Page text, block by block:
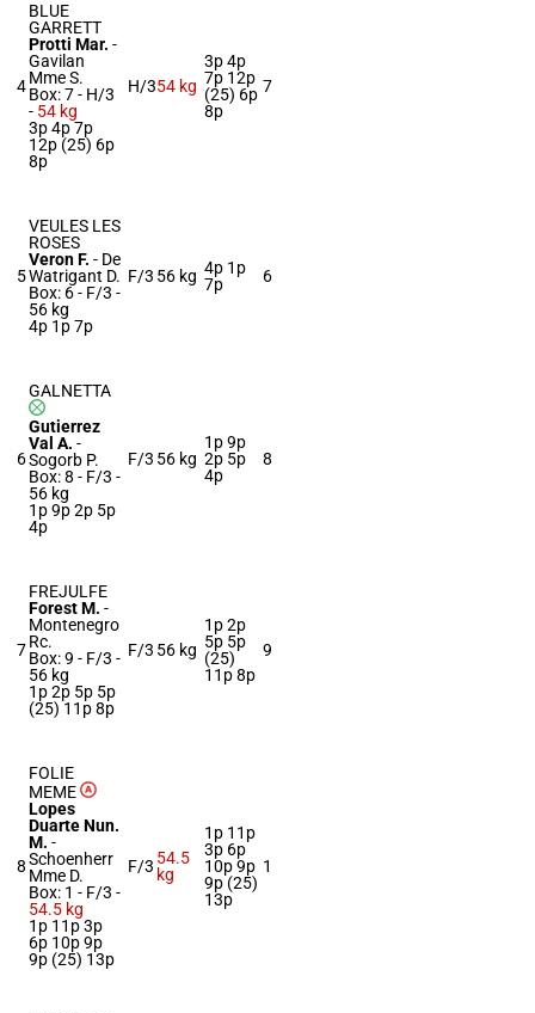
4
BLUE
GARRETT
Protti Mar. -
Gavilan
Mme S.
Box: 7 - H/3
- 54 kg
3p 4p 7p
12p (25) 6p
8p
H/354 kg
3p 4p
7p 12p
(25) 6p
8p
7
5
VEULES LES
ROSES
Veron F. - De
Watrigant D.
Box: 6 - F/3 -
56 kg
4p 1p 7p
F/3 56 kg 4p 1p
7p
6
6
GALNETTA
Gutierrez
Val A. -
Sogorb P.
Box: 8 - F/3 -
56 kg
1p 9p 2p 5p
4p
F/3 56 kg
1p 9p
2p 5p
4p
8
7
FREJULFE
Forest M. -
Montenegro
Rc.
Box: 9 - F/3 -
56 kg
1p 2p 5p 5p
(25) 11p 8p
F/3 56 kg
1p 2p
5p 5p
(25)
11p 8p
9
8
FOLIE
MEME
Lopes
Duarte Nun.
M. -
Schoenherr
Mme D.
Box: 1 - F/3 -
54.5 kg
1p 11p 3p
6p 10p 9p
9p (25) 13p
F/3 54.5
kg
1p 11p
3p 6p
10p 9p
9p (25)
13p
1